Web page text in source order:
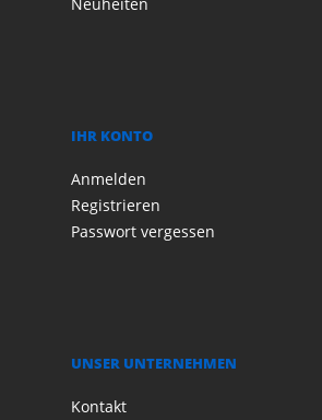
Neuheiten
IHR KONTO
Anmelden
Registrieren
Passwort vergessen
UNSER UNTERNEHMEN
Kontakt